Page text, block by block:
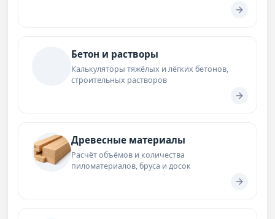
Бетон и растворы
Калькуляторы тяжёлых и лёгких бетонов,
строительных растворов
Древесные материалы
Расчёт объёмов и количества
пиломатериалов, бруса и досок